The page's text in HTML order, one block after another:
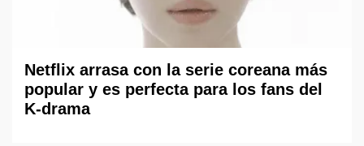
Netflix arrasa con la serie coreana más
popular y es perfecta para los fans del
K-drama